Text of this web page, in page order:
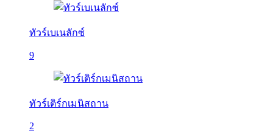
ทัวร์เบเนลักซ์
9
ทัวร์เติร์กเมนิสถาน
2